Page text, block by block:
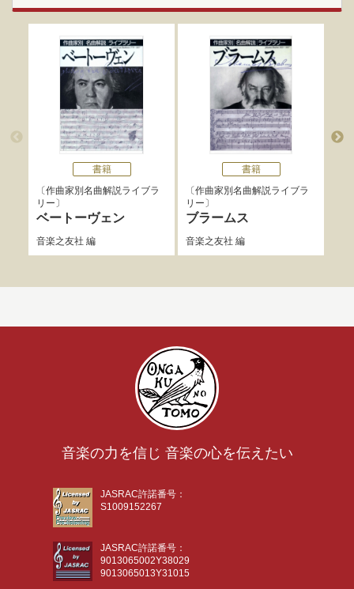
書籍
作曲家別名曲解説ライブラ
リー
ベートーヴェン
音楽之友社 編
書籍
作曲家別名曲解説ライブラ
リー
ブラームス
音楽之友社 編
音楽の力を信じ 音楽の心を伝えたい
JASRAC許諾番号：
S1009152267
JASRAC許諾番号：
9013065002Y38029
9013065013Y31015